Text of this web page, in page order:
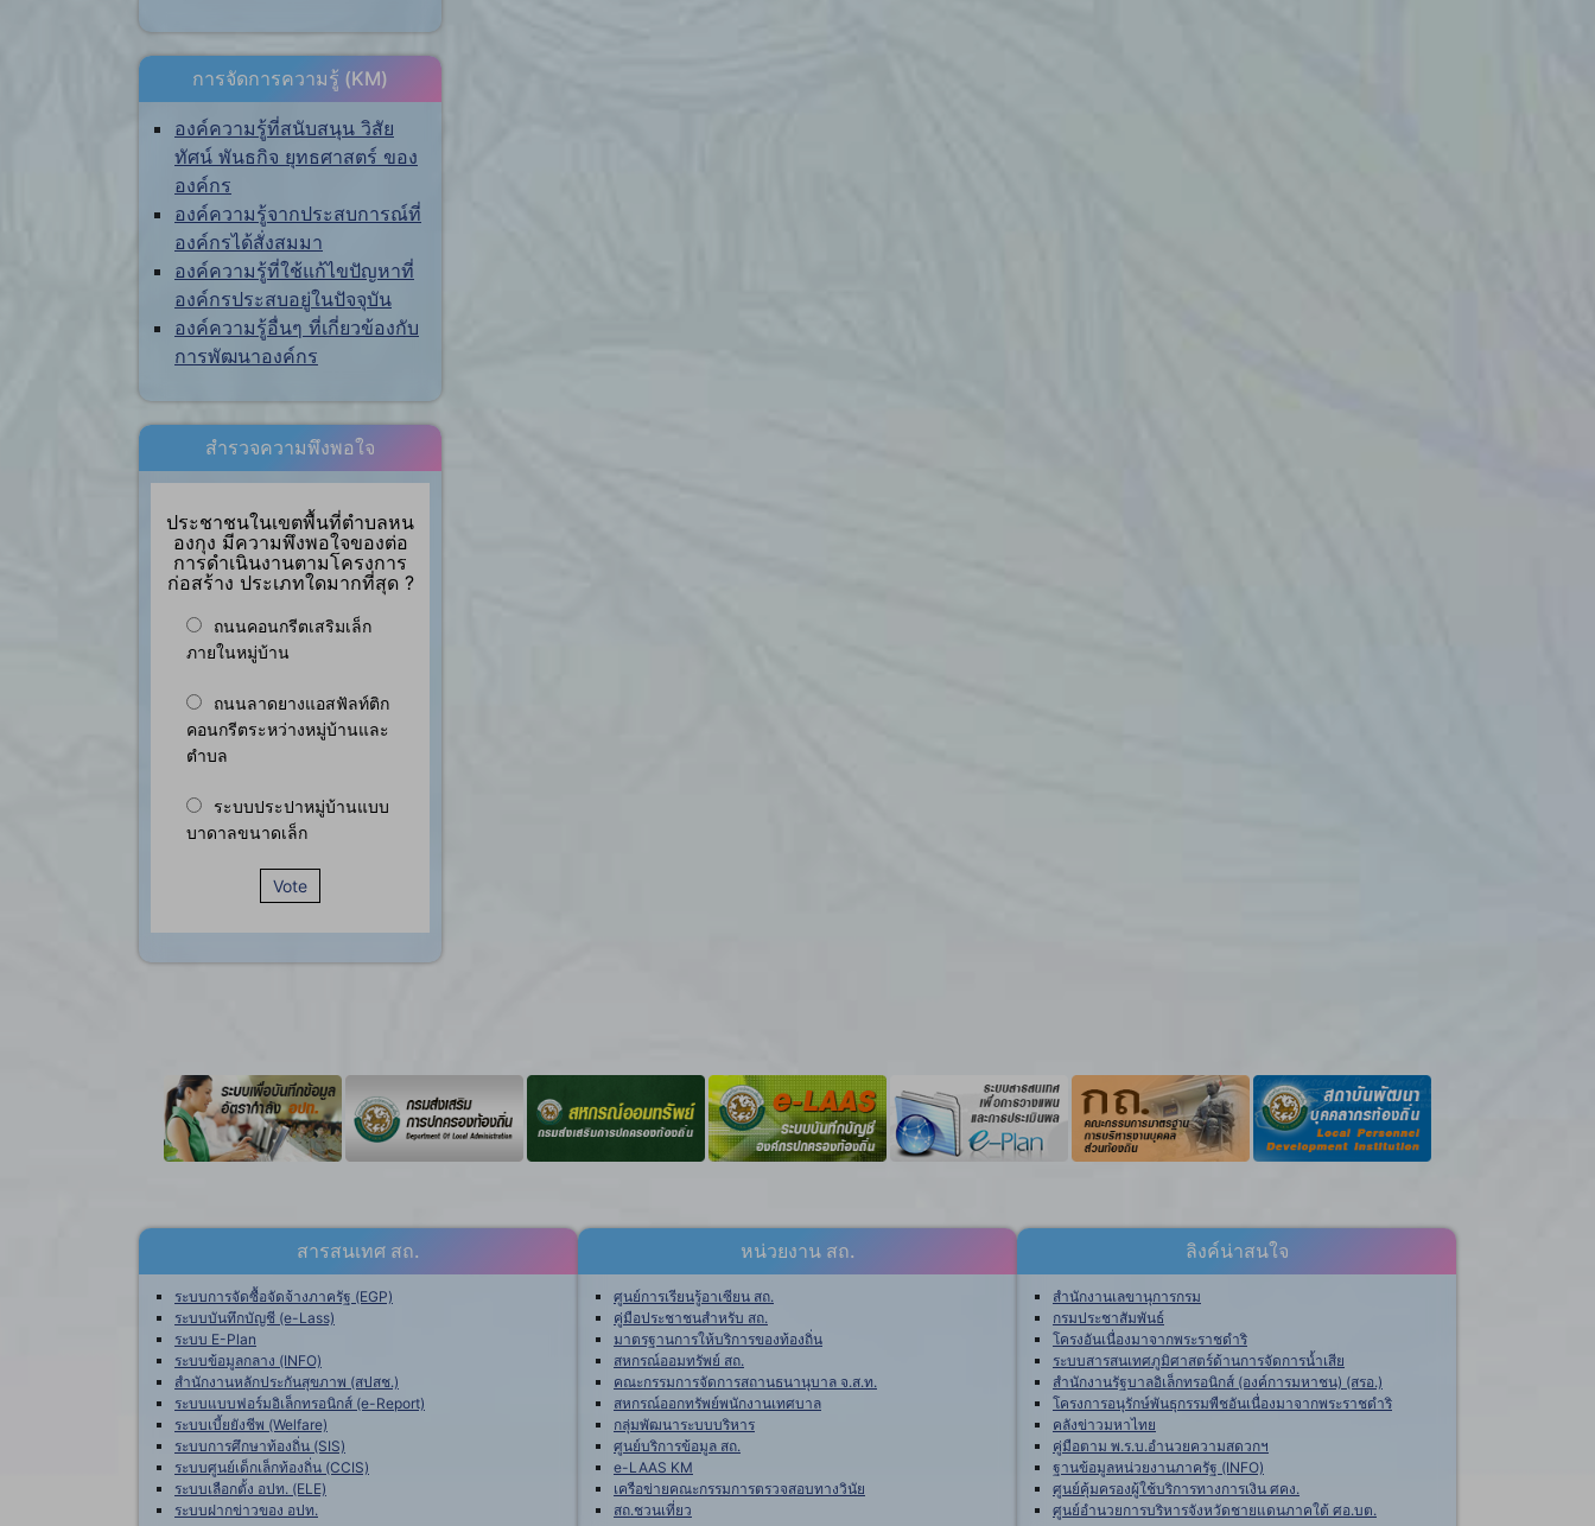
การจัดการความรู้ (KM)
องค์ความรู้ที่สนับสนุน วิสัย
ทัศน์ พันธกิจ ยุทธศาสตร์ ของ
องค์กร
องค์ความรู้จากประสบการณ์ที่
องค์กรได้สั่งสมมา
องค์ความรู้ที่ใช้แก้ไขปัญหาที่
องค์กรประสบอยู่ในปัจจุบัน
องค์ความรู้อื่นๆ ที่เกี่ยวข้องกับ
การพัฒนาองค์กร
สำรวจความพึงพอใจ
ประชาชนในเขตพื้นที่ตำบลหน
องกุง มีความพึงพอใจของต่อ
การดำเนินงานตามโครงการ
ก่อสร้าง ประเภทใดมากที่สุด ?
ถนนคอนกรีตเสริมเล็ก
ภายในหมู่บ้าน
ถนนลาดยางแอสฟัลท์ติก
คอนกรีตระหว่างหมู่บ้านและ
ตำบล
ระบบประปาหมู่บ้านแบบ
บาดาลขนาดเล็ก
Vote
สารสนเทศ สถ.
ระบบการจัดซื้อจัดจ้างภาครัฐ (EGP)
ระบบบันทึกบัญชี (e-Lass)
ระบบ E-Plan
ระบบข้อมูลกลาง (INFO)
สำนักงานหลักประกันสุขภาพ (สปสช.)
ระบบแบบฟอร์มอิเล็กทรอนิกส์ (e-Report)
ระบบเบี้ยยังชีพ (Welfare)
ระบบการศึกษาท้องถิ่น (SIS)
ระบบศูนย์เด็กเล็กท้องถิ่น (CCIS)
ระบบเลือกตั้ง อปท. (ELE)
ระบบฝากข่าวของ อปท.
หน่วยงาน สถ.
ศูนย์การเรียนรู้อาเซียน สถ.
คู่มือประชาชนสำหรับ สถ.
มาตรฐานการให้บริการของท้องถิ่น
สหกรณ์ออมทรัพย์ สถ.
คณะกรรมการจัดการสถานธนานุบาล จ.ส.ท.
สหกรณ์ออกทรัพย์พนักงานเทศบาล
กลุ่มพัฒนาระบบบริหาร
ศูนย์บริการข้อมูล สถ.
e-LAAS KM
เครือข่ายคณะกรรมการตรวจสอบทางวินัย
สถ.ชวนเที่ยว
ลิงค์น่าสนใจ
สำนักงานเลขานุการกรม
กรมประชาสัมพันธ์
โครงอันเนื่องมาจากพระราชดำริ
ระบบสารสนเทศภูมิศาสตร์ด้านการจัดการน้ำเสีย
สำนักงานรัฐบาลอิเล็กทรอนิกส์ (องค์การมหาชน) (สรอ.)
โครงการอนุรักษ์พันธุกรรมพืชอันเนื่องมาจากพระราชดำริ
คลังข่าวมหาไทย
คู่มือตาม พ.ร.บ.อำนวยความสดวกฯ
ฐานข้อมูลหน่วยงานภาครัฐ (INFO)
ศูนย์คุ้มครองผู้ใช้บริการทางการเงิน ศคง.
ศูนย์อำนวยการบริหารจังหวัดชายแดนภาคใต้ ศอ.บต.